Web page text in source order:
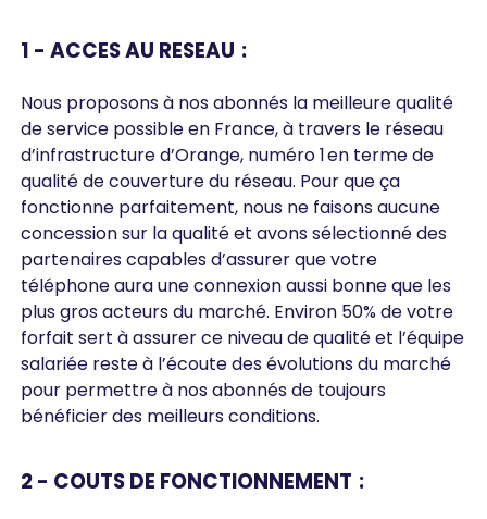
1 - ACCES AU RESEAU :
Nous proposons à nos abonnés la meilleure qualité
de service possible en France, à travers le réseau
d’infrastructure d’Orange, numéro 1 en terme de
qualité de couverture du réseau. Pour que ça
fonctionne parfaitement, nous ne faisons aucune
concession sur la qualité et avons sélectionné des
partenaires capables d’assurer que votre
téléphone aura une connexion aussi bonne que les
plus gros acteurs du marché. Environ 50% de votre
forfait sert à assurer ce niveau de qualité et l’équipe
salariée reste à l’écoute des évolutions du marché
pour permettre à nos abonnés de toujours
bénéficier des meilleurs conditions.
2 - COUTS DE FONCTIONNEMENT :